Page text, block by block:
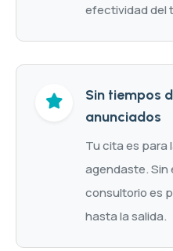
efectividad del
Sin tiempos
anunciados
Tu cita es para
agendaste. Sin
consultorio es
hasta la salida.